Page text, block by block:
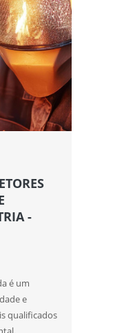
-
é um
e
qualificados